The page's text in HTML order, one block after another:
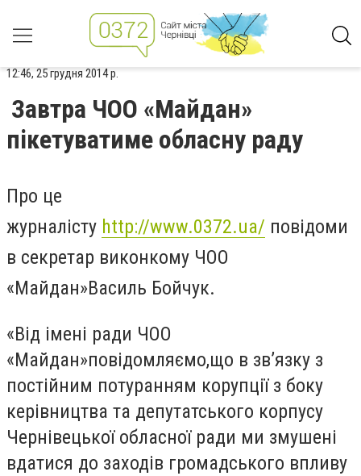
12:46, 25 грудня 2014 р.
Завтра ЧОО «Майдан»
пікетуватиме обласну раду
Про це
журналісту http://www.0372.ua/ повідоми
в секретар виконкому ЧОО
«Майдан»Василь Бойчук.
«Від імені ради ЧОО
«Майдан»повідомляємо,що в зв’язку з
постійним потуранням корупції з боку
керівництва та депутатського корпусу
Чернівецької обласної ради ми змушені
вдатися до заходів громадського впливу